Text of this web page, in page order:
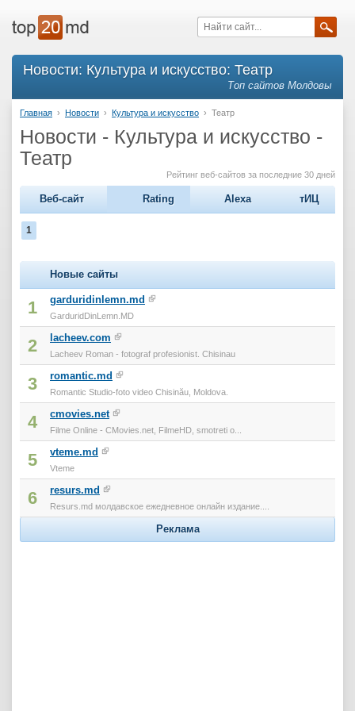
Новости: Культура и искусство: Театр
Топ сайтов Молдовы
Главная › Новости › Культура и искусство › Театр
Новости - Культура и искусство -
Театр
Рейтинг веб-сайтов за последние 30 дней
Веб-сайт Rating Alexa тИЦ
1
Новые сайты
1 garduridinlemn.md
GarduridDinLemn.MD
2 lacheev.com
Lacheev Roman - fotograf profesionist. Chisinau
3 romantic.md
Romantic Studio-foto video Chisinău, Moldova.
4 cmovies.net
Filme Online - CMovies.net, FilmeHD, smotreti o...
5 vteme.md
Vteme
6 resurs.md
Resurs.md молдавское ежедневное онлайн издание....
Реклама